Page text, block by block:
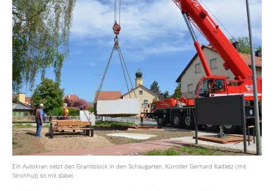
Ein Autokran setzt den Granitblock in den Schaugarten, Künstler Gerhard Kadletz (mit
Strohhut) ist mit dabei.